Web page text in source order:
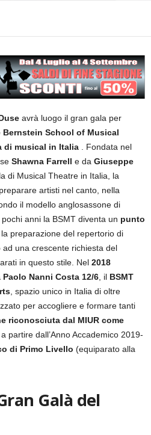
avrà luogo il gran gala per
Bernstein School of Musical
di musical in Italia . Fondata nel
Shawna Farrell e da Giuseppe
di Musical Theatre in Italia, la
artisti nel canto, nella
il modello anglosassone di
pochi anni la BSMT diventa un punto
preparazione del repertorio di
una crescente richiesta del
in questo stile. Nel 2018
Paolo Nanni Costa 12/6, il BSMT
, spazio unico in Italia di oltre
per accogliere e formare tanti
riconosciuta dal MIUR come
partire dall’Anno Accademico 2019-
di Primo Livello (equiparato alla
Galà del